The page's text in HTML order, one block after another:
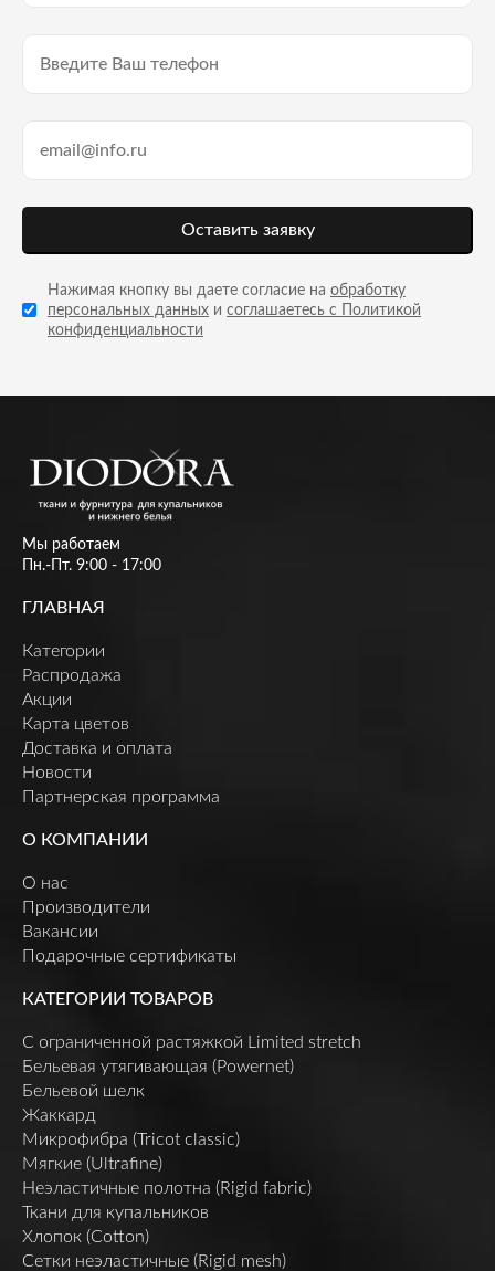
Оставить заявку
Нажимая кнопку вы даете согласие на обработку
персональных данных и соглашаетесь с Политикой
конфиденциальности
Мы работаем
Пн.-Пт. 9:00 - 17:00
ГЛАВНАЯ
Категории
Распродажа
Акции
Карта цветов
Доставка и оплата
Новости
Партнерская программа
О КОМПАНИИ
О нас
Производители
Вакансии
Подарочные сертификаты
КАТЕГОРИИ ТОВАРОВ
C ограниченной растяжкой Limited stretch
Бельевая утягивающая (Powernet)
Бельевой шелк
Жаккард
Микрофибра (Tricot classic)
Мягкие (Ultrafine)
Неэластичные полотна (Rigid fabric)
Ткани для купальников
Хлопок (Cotton)
Сетки неэластичные (Rigid mesh)